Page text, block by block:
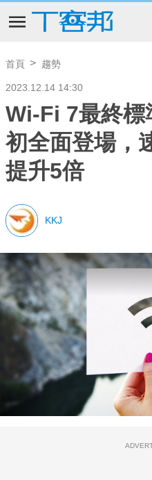
首頁 趨勢
2023.12.14 14:30
Wi-Fi 7最終標
初全面登場，
提升5倍
KKJ